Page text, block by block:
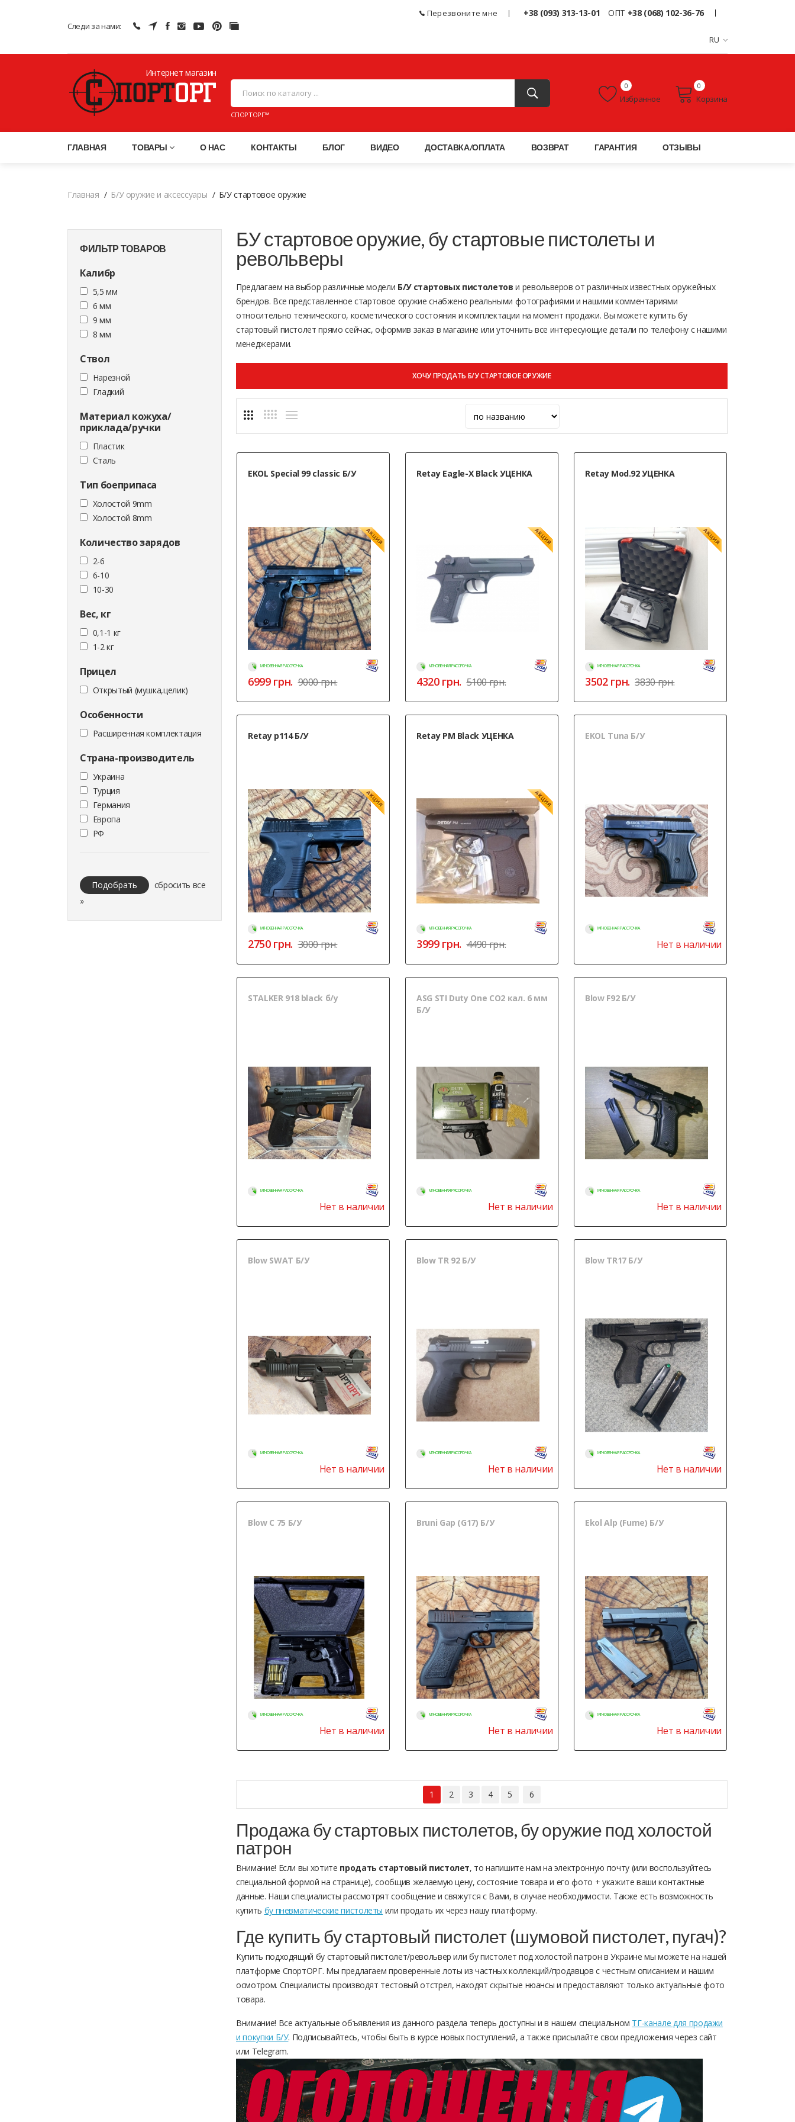
Следи за нами:
Перезвоните мне +38 (093) 313-13-01 ОПТ +38 (068) 102-36-76
RU
Интернет магазин
ПНЕВМАТИЧЕСКОЕ ОРУЖИЕ, СПОРТИВНЫЕ ТОВАРЫ, АКСЕССУАРЫ И ПНЕВМАТИКА МАГАЗИН
СПОРТОРГ™
Избранное
0
Корзина
0
ГЛАВНАЯ ТОВАРЫ О НАС КОНТАКТЫ БЛОГ ВИДЕО ДОСТАВКА/ОПЛАТА ВОЗВРАТ ГАРАНТИЯ ОТЗЫВЫ
Главная Б/У оружие и аксессуары Б/У стартовое оружие
ФИЛЬТР ТОВАРОВ
Калибр
5,5 мм
6 мм
9 мм
8 мм
Ствол
Нарезной
Гладкий
Материал кожуха/
приклада/ручки
Пластик
Сталь
Тип боеприпаса
Холостой 9mm
Холостой 8mm
Количество зарядов
2-6
6-10
10-30
Вес, кг
0,1-1 кг
1-2 кг
Прицел
Открытый (мушка,целик)
Особенности
Расширенная комплектация
Страна-производитель
Украина
Турция
Германия
Европа
РФ
Подобрать
сбросить все
»
БУ стартовое оружие, бу стартовые пистолеты и
револьверы
Предлагаем на выбор различные модели Б/У стартовых пистолетов и револьверов от различных известных оружейных
брендов. Все представленное стартовое оружие снабжено реальными фотографиями и нашими комментариями
относительно технического, косметического состояния и комплектации на момент продажи. Вы можете купить бу
стартовый пистолет прямо сейчас, оформив заказ в магазине или уточнить все интересующие детали по телефону с нашими
менеджерами.
ХОЧУ ПРОДАТЬ Б/У СТАРТОВОЕ ОРУЖИЕ
EKOL Special 99 classic Б/У
МГНОВЕННАЯ РАССРОЧКА
6999грн. 9000 грн.
Retay Eagle-X Black УЦЕНКА
МГНОВЕННАЯ РАССРОЧКА
4320грн. 5100 грн.
Retay Mod.92 УЦЕНКА
МГНОВЕННАЯ РАССРОЧКА
3502грн. 3830 грн.
Retay p114 Б/У
МГНОВЕННАЯ РАССРОЧКА
2750грн. 3000 грн.
Retay PM Black УЦЕНКА
МГНОВЕННАЯ РАССРОЧКА
3999грн. 4490 грн.
EKOL Tuna Б/У
МГНОВЕННАЯ РАССРОЧКА
Нет в наличии
STALKER 918 black б/у
МГНОВЕННАЯ РАССРОЧКА
Нет в наличии
ASG STI Duty One CO2 кал. 6 мм
Б/У
МГНОВЕННАЯ РАССРОЧКА
Нет в наличии
Blow F92 Б/У
МГНОВЕННАЯ РАССРОЧКА
Нет в наличии
Blow SWAT Б/У
МГНОВЕННАЯ РАССРОЧКА
Нет в наличии
Blow TR 92 Б/У
МГНОВЕННАЯ РАССРОЧКА
Нет в наличии
Blow TR17 Б/У
МГНОВЕННАЯ РАССРОЧКА
Нет в наличии
Blow С 75 Б/У
МГНОВЕННАЯ РАССРОЧКА
Нет в наличии
Bruni Gap (G17) Б/У
МГНОВЕННАЯ РАССРОЧКА
Нет в наличии
Ekol Alp (Fume) Б/У
МГНОВЕННАЯ РАССРОЧКА
Нет в наличии
1 2 3 4 5 6
Продажа бу стартовых пистолетов, бу оружие под холостой
патрон
Внимание! Если вы хотите продать стартовый пистолет, то напишите нам на электронную почту (или воспользуйтесь
специальной формой на странице), сообщив желаемую цену, состояние товара и его фото + укажите ваши контактные
данные. Наши специалисты рассмотрят сообщение и свяжутся с Вами, в случае необходимости. Также есть возможность
купить бу пневматические пистолеты или продать их через нашу платформу.
Где купить бу стартовый пистолет (шумовой пистолет, пугач)?
Купить подходящий бу стартовый пистолет/револьвер или бу пистолет под холостой патрон в Украине мы можете на нашей
платформе СпортОРГ. Мы предлагаем проверенные лоты из частных коллекций/продавцов с честным описанием и нашим
осмотром. Специалисты производят тестовый отстрел, находят скрытые нюансы и предоставляют только актуальные фото
товара.
Внимание! Все актуальные объявления из данного раздела теперь доступны и в нашем специальном ТГ-канале для продажи
и покупки Б/У. Подписывайтесь, чтобы быть в курсе новых поступлений, а также присылайте свои предложения через сайт
или Telegram.